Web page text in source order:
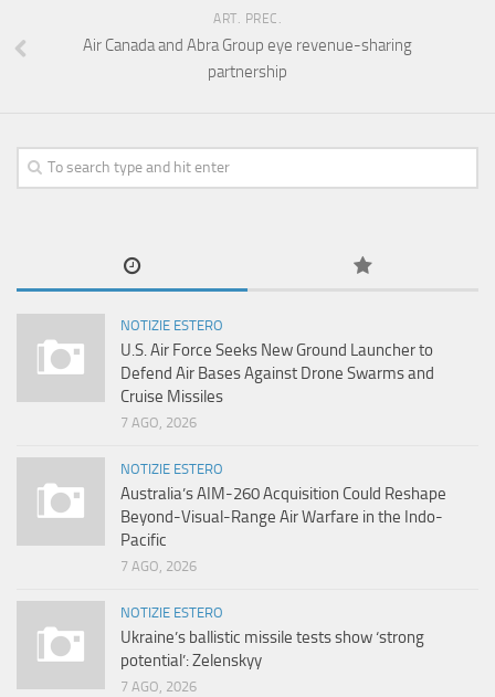
ART. PREC.
Air Canada and Abra Group eye revenue-sharing
partnership
NOTIZIE ESTERO
U.S. Air Force Seeks New Ground Launcher to
Defend Air Bases Against Drone Swarms and
Cruise Missiles
7 AGO, 2026
NOTIZIE ESTERO
Australia’s AIM-260 Acquisition Could Reshape
Beyond-Visual-Range Air Warfare in the Indo-
Pacific
7 AGO, 2026
NOTIZIE ESTERO
Ukraine’s ballistic missile tests show ‘strong
potential’: Zelenskyy
7 AGO, 2026